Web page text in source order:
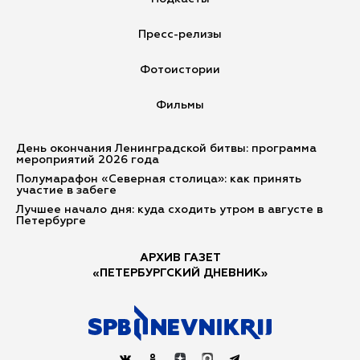
Парад Победы
Молодежная редакция
Дневник эксперта
Время вакцинироваться
Здоровье ребенка
Экспертное мнение
СТРАТЕГИЯ2026
Пресс-релизы
Фотоистории
Фильмы
День окончания Ленинградской битвы: программа
мероприятий 2026 года
Полумарафон «Северная столица»: как принять
участие в забеге
Лучшее начало дня: куда сходить утром в августе в
Петербурге
АРХИВ ГАЗЕТ
«ПЕТЕРБУРГСКИЙ ДНЕВНИК»